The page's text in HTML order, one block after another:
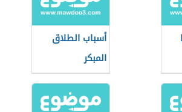
أسباب الطلاق
المبكر